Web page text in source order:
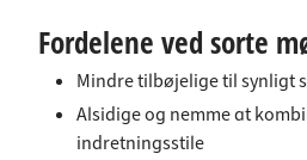
Fordelene ved sorte
Mindre tilbøjelige til synligt
Alsidige og nemme at
indretningsstile